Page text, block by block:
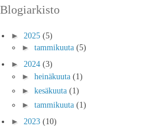
Blogiarkisto
► 2025 (5)
► tammikuuta (5)
► 2024 (3)
► heinäkuuta (1)
► kesäkuuta (1)
► tammikuuta (1)
► 2023 (10)